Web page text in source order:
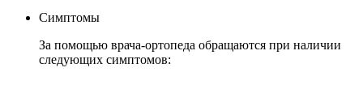
Симптомы
За помощью врача-ортопеда обращаются при наличии
следующих симптомов: